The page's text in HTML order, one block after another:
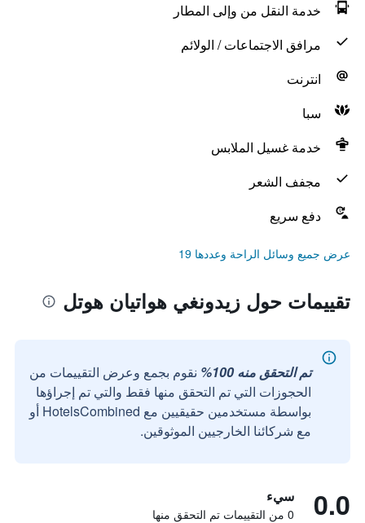
خدمة النقل من وإلى المطار
مرافق الاجتماعات / الولائم
انترنت
سبا
خدمة غسيل الملابس
مجفف الشعر
دفع سريع
عرض جميع وسائل الراحة وعددها 19
تقييمات حول زيدونغي هواتيان هوتل
تم التحقق منه 100%
نقوم بجمع وعرض التقييمات من
الحجوزات التي تم التحقق منها فقط والتي تم إجراؤها
بواسطة مستخدمين حقيقيين مع HotelsCombined أو
مع شركائنا الخارجيين الموثوقين.
0.0 سيء
0 من التقييمات تم التحقق منها